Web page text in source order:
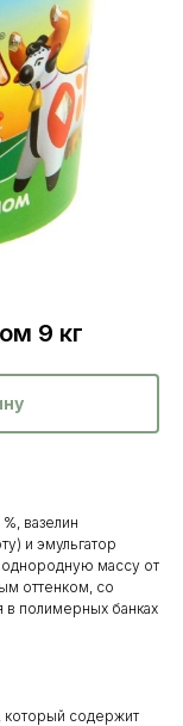
9 кг
вазелин
и эмульгатор
однородную массу от
оттенком, со
в полимерных банках
который содержит